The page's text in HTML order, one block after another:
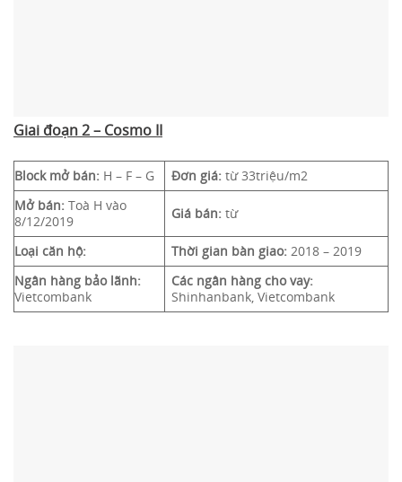
Giai đoạn 2 – Cosmo II
Block mở bán: H – F – G Đơn giá:từ 33triệu/m2
Mở bán: Toà H vào
8/12/2019
Giá bán:từ
Loại căn hộ: Thời gian bàn giao: 2018 – 2019
Ngân hàng bảo lãnh:
Vietcombank
Các ngân hàng cho vay:
Shinhanbank, Vietcombank